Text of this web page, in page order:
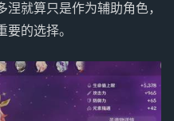
就算只是作为辅助角色，
的选择。